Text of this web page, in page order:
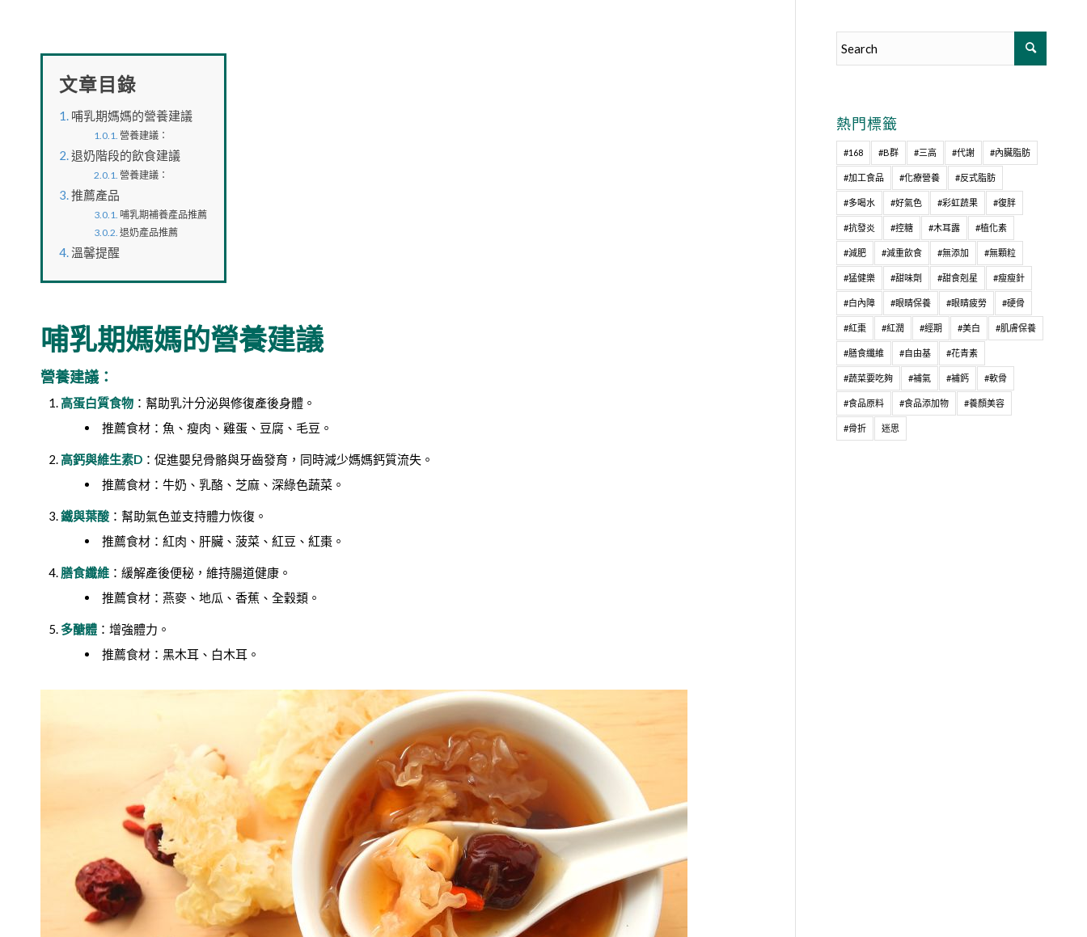
文章目錄
哺乳期媽媽的營養建議
營養建議：
退奶階段的飲食建議
營養建議：
推薦產品
哺乳期補養產品推薦
退奶產品推薦
溫馨提醒
哺乳期媽媽的營養建議
營養建議：
高蛋白質食物 ：幫助乳汁分泌與修復產後身體。
推薦食材：魚、瘦肉、雞蛋、豆腐、毛豆。
高鈣與維生素D ：促進嬰兒骨骼與牙齒發育，同時減少媽媽鈣質流失。
推薦食材：牛奶、乳酪、芝麻、深綠色蔬菜。
鐵與葉酸 ：幫助氣色並支持體力恢復。
推薦食材：紅肉、肝臟、菠菜、紅豆、紅棗。
膳食纖維 ：緩解產後便秘，維持腸道健康。
推薦食材：燕麥、地瓜、香蕉、全穀類。
多醣體 ：增強體力。
推薦食材：黑木耳、白木耳。
熱門標籤
#168 #B群 #三高 #代謝 #內臟脂肪
#加工食品 #化療營養 #反式脂肪
#多喝水 #好氣色 #彩虹蔬果 #復胖
#抗發炎 #控糖 #木耳露 #植化素
#減肥 #減重飲食 #無添加 #無顆粒
#猛健樂 #甜味劑 #甜食剋星 #瘦瘦針
#白內障 #眼睛保養 #眼睛疲勞 #硬骨
#紅棗 #紅潤 #經期 #美白 #肌膚保養
#膳食纖維 #自由基 #花青素
#蔬菜要吃夠 #補氣 #補鈣 #軟骨
#食品原料 #食品添加物 #養顏美容
#骨折 迷思